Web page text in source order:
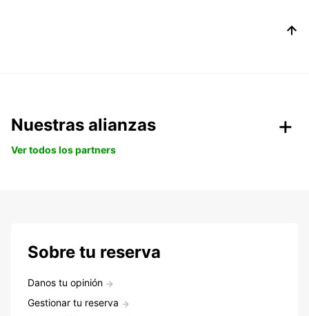
Nuestras alianzas
Ver todos los partners
Sobre tu reserva
Danos tu opinión
Gestionar tu reserva